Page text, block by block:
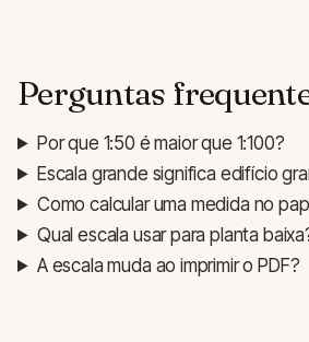
Perguntas
Por que 1:50 é maior que 1:100?
Escala grande significa edifício
Como calcular uma medida no
Qual escala usar para planta
A escala muda ao imprimir o PDF?